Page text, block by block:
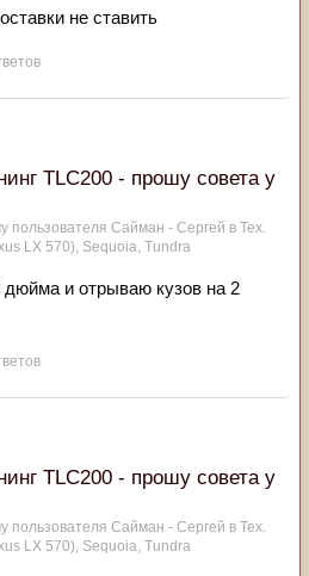
не ставить
TLC200 - прошу совета у
пользователя Сайман - Сергей в Тех.
LX 570), Sequoia, Tundra
и отрываю кузов на 2
TLC200 - прошу совета у
пользователя Сайман - Сергей в Тех.
LX 570), Sequoia, Tundra